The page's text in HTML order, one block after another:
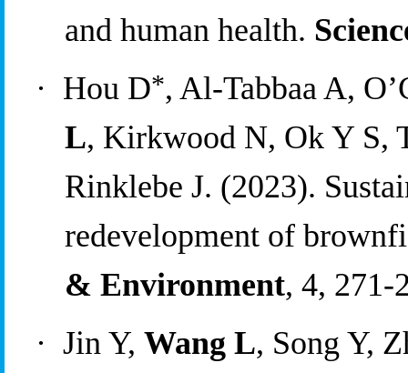
and human health.
· Hou D*, Al-Tabbaa A,
L, Kirkwood N, Ok Y S,
Rinklebe J. (2023).
redevelopment of
& Environment, 4, 271-
· Jin Y, Wang L, Song Y,